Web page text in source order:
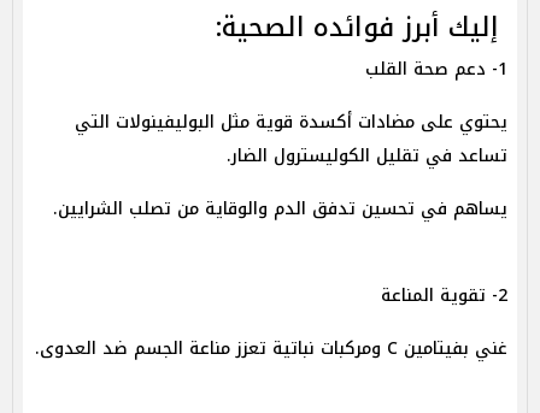
إليك أبرز فوائده الصحية:
1- دعم صحة القلب
يحتوي على مضادات أكسدة قوية مثل البوليفينولات التي
تساعد في تقليل الكوليسترول الضار.
يساهم في تحسين تدفق الدم والوقاية من تصلب الشرايين.
2- تقوية المناعة
غني بفيتامين C ومركبات نباتية تعزز مناعة الجسم ضد العدوى.